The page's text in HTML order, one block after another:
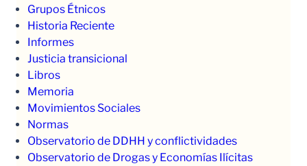
Grupos Étnicos
Historia Reciente
Informes
Justicia transicional
Libros
Memoria
Movimientos Sociales
Normas
Observatorio de DDHH y conflictividades
Observatorio de Drogas y Economías Ilícitas